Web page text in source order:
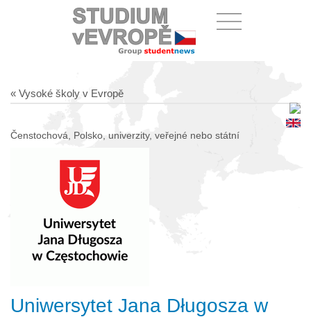
« Vysoké školy v Evropě
Čenstochová, Polsko, univerzity, veřejné nebo státní
Uniwersytet Jana Długosza w